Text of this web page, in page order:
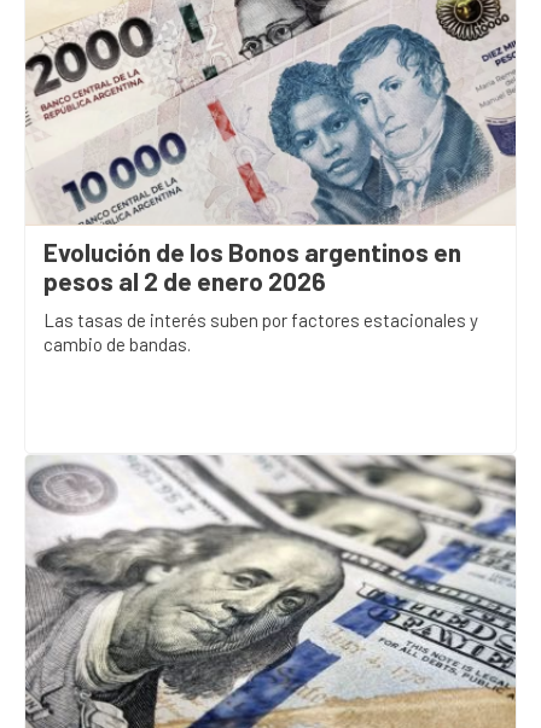
Evolución de los Bonos argentinos en
pesos al 2 de enero 2026
Las tasas de interés suben por factores estacionales y
cambio de bandas.